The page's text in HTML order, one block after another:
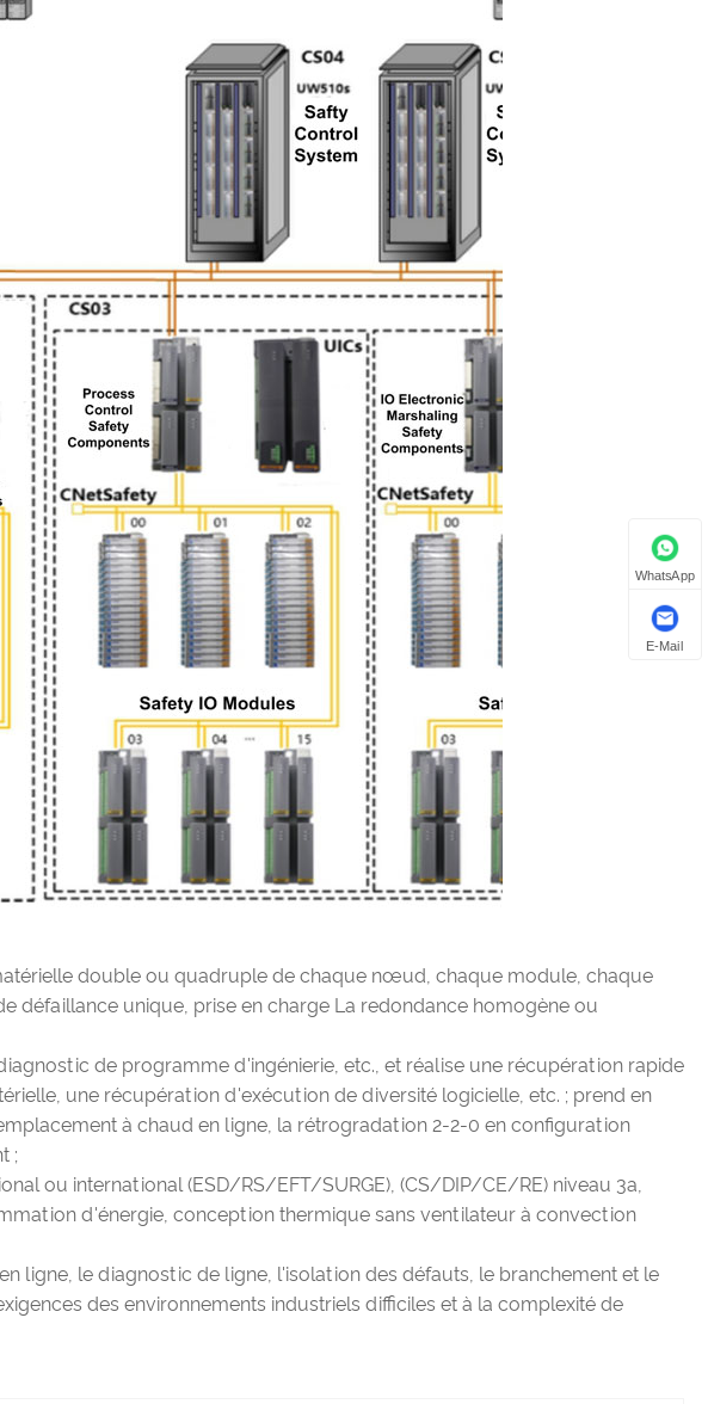
double ou quadruple de chaque nœud, chaque module, chaque
défaillance unique, prise en charge La redondance homogène ou
de programme d'ingénierie, etc., et réalise une récupération rapide
une récupération d'exécution de diversité logicielle, etc. ; prend en
à chaud en ligne, la rétrogradation 2-2-0 en configuration
;
ou international (ESD/RS/EFT/SURGE), (CS/DIP/CE/RE) niveau 3a,
d'énergie, conception thermique sans ventilateur à convection
ligne, le diagnostic de ligne, l'isolation des défauts, le branchement et le
des environnements industriels difficiles et à la complexité de
WhatsApp
E-Mail